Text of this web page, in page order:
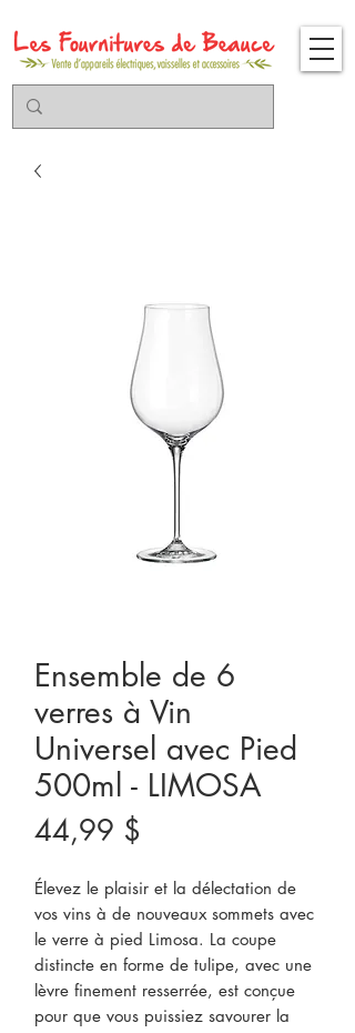
Ensemble de 6
verres à Vin
Universel avec Pied
500ml - LIMOSA
44,99 $
Élevez le plaisir et la délectation de
vos vins à de nouveaux sommets avec
le verre à pied Limosa. La coupe
distincte en forme de tulipe, avec une
lèvre finement resserrée, est conçue
pour que vous puissiez savourer la